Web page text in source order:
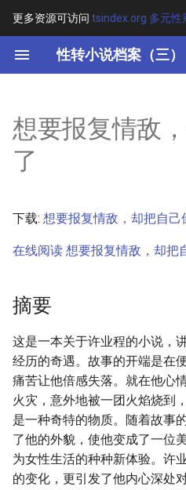
更多资源可访问 tsindex.org 多元性
性转小说档案（三）
键
开
索
其他信息
想要报复情敌
了
下载: 想要报复情敌，却把自己
在线阅读 想要报复情敌，却把
摘要
这是一本关于许业程的小说，
经历的奇遇。故事的开端是在
痛苦让他倍感失落。就在他心
火灾，意外地被一团火焰烧到
是一种奇特的物质。随着故事
了他的外貌，使他变成了一位
为女性生活的种种新体验。许
的变化，更引发了他内心深处